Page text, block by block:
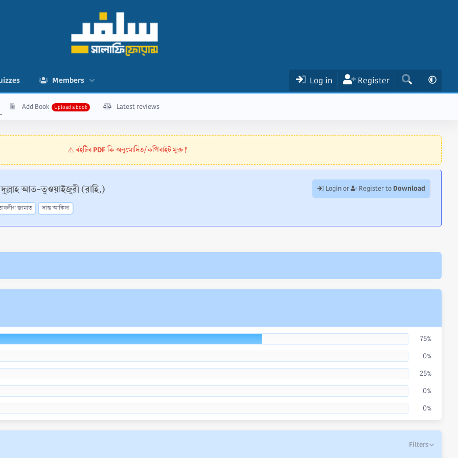
Members Log in Register
Add Book Latest reviews
⚠️বইটির PDF কি অনুমোদিত/কপিরাইট মুক্ত?
আত-তুওয়াইজুরী (রাহি.) Login or Register to Download
জামাত ভ্রান্ত আকিদা
75%
0%
25%
0%
0%
Filters